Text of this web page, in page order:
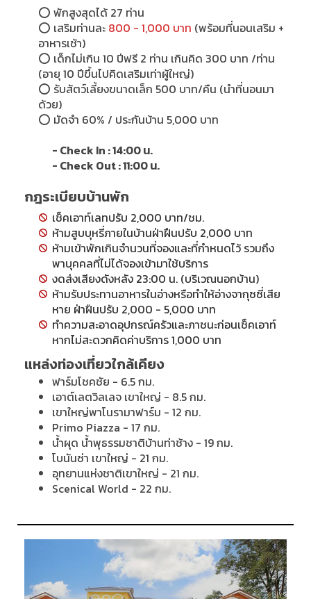
⭕ พักสูงสุดได้ 27 ท่าน
⭕ เสริมท่านละ 800 - 1,000 บาท (พร้อมที่นอนเสริม +
อาหารเช้า)
⭕ เด็กไม่เกิน 10 ปีฟรี 2 ท่าน เกินคิด 300 บาท /ท่าน
(อายุ 10 ปีขึ้นไปคิดเสริมเท่าผู้ใหญ่)
⭕ รับสัตว์เลี้ยงขนาดเล็ก 500 บาท/คืน (นำที่นอนมา
ด้วย)
⭕ มัดจำ 60% / ประกันบ้าน 5,000 บาท
- Check In : 14:00 น.
- Check Out : 11:00 น.
กฎระเบียบบ้านพัก
เช็คเอาท์เลทปรับ 2,000 บาท/ชม.
ห้ามสูบบุหรี่ภายในบ้านฝ่าฝืนปรับ 2,000 บาท
ห้ามเข้าพักเกินจำนวนที่จองและที่กำหนดไว้ รวมถึง
พาบุคคลที่ไม่ได้จองเข้ามาใช้บริการ
งดส่งเสียงดังหลัง 23:00 น. (บริเวณนอกบ้าน)
ห้ามรับประทานอาหารในอ่างหรือทำให้อ่างจากุซซี่เสีย
หาย ฝ่าฝืนปรับ 2,000 - 5,000 บาท
ทำความสะอาดอุปกรณ์ครัวและภาชนะก่อนเช็คเอาท์
หากไม่สะดวกคิดค่าบริการ 1,000 บาท
แหล่งท่องเที่ยวใกล้เคียง
ฟาร์มโชคชัย - 6.5 กม.
เอาต์เลตวิลเลจ เขาใหญ่ - 8.5 กม.
เขาใหญ่พาโนรามาฟาร์ม - 12 กม.
Primo Piazza - 17 กม.
น้ำผุด น้ำพุธรรมชาติบ้านท่าช้าง - 19 กม.
โบนันซ่า เขาใหญ่ - 21 กม.
อุทยานแห่งชาติเขาใหญ่ - 21 กม.
Scenical World - 22 กม.